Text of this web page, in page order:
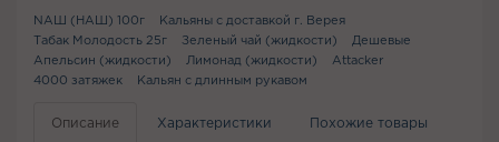
NАШ (НАШ) 100г
Кальяны с доставкой г. Верея
Табак Молодость 25г
Зеленый чай (жидкости)
Дешевые
Апельсин (жидкости)
Лимонад (жидкости)
Attacker
4000 затяжек
Кальян с длинным рукавом
Описание Характеристики Похожие товары